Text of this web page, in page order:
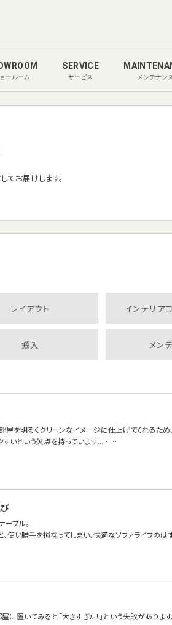
ールーム
SERVICE
サービス メンテナンス
てお届けします。
レイアウト インテリア
搬入 メン
屋を明るくクリーンなイメージに仕上げてくれるため
すいという欠点を持っています...……
ーブル。
、使い勝手を損なってしまい、快適なソファライフ
に置いてみると「大きすぎた！」という失敗がありま